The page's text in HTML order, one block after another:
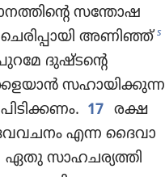
സന്തോ​ഷ​
അണിഞ്ഞ്‌ s
ദുഷ്ടന്റെ
സഹായി​ക്കുന്ന
പിടി​ക്കണം. 17 രക്ഷ
എന്ന ദൈവാ​
ഏതു സാഹച​ര്യ​ത്തി​